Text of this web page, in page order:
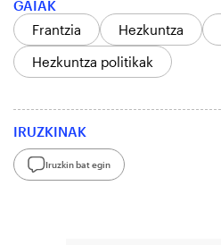
GAIAK
Frantzia
Hezkuntza
Hezkuntza politikak
IRUZKINAK
Iruzkin bat egin